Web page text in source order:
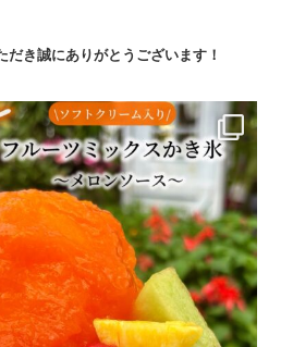
だき誠にありがとうございます！